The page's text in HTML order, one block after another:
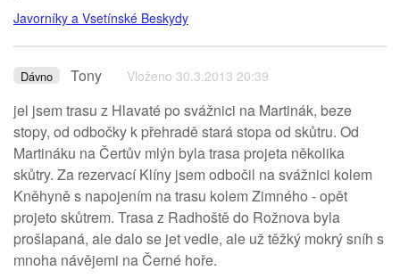
Javorníky a Vsetínské Beskydy
Dávno Tony Vloženo 30.3.2013 20:39
jel jsem trasu z Hlavaté po svážnici na Martinák, beze
stopy, od odbočky k přehradě stará stopa od skůtru. Od
Martináku na Čertův mlýn byla trasa projeta několika
skůtry. Za rezervací Klíny jsem odbočil na svážnici kolem
Kněhyně s napojením na trasu kolem Zimného - opět
projeto skůtrem. Trasa z Radhoště do Rožnova byla
prošlapaná, ale dalo se jet vedle, ale už těžký mokrý sníh s
mnoha návějemi na Černé hoře.